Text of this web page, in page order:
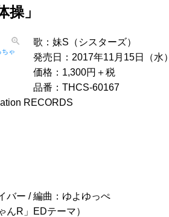
」
ちゃ
歌：妹S（シスターズ）
発売日：2017年11月15日（水）
価格：1,300円＋税
品番：THCS-60167
RECORDS
バー / 編曲：ゆよゆっぺ
んR」EDテーマ）